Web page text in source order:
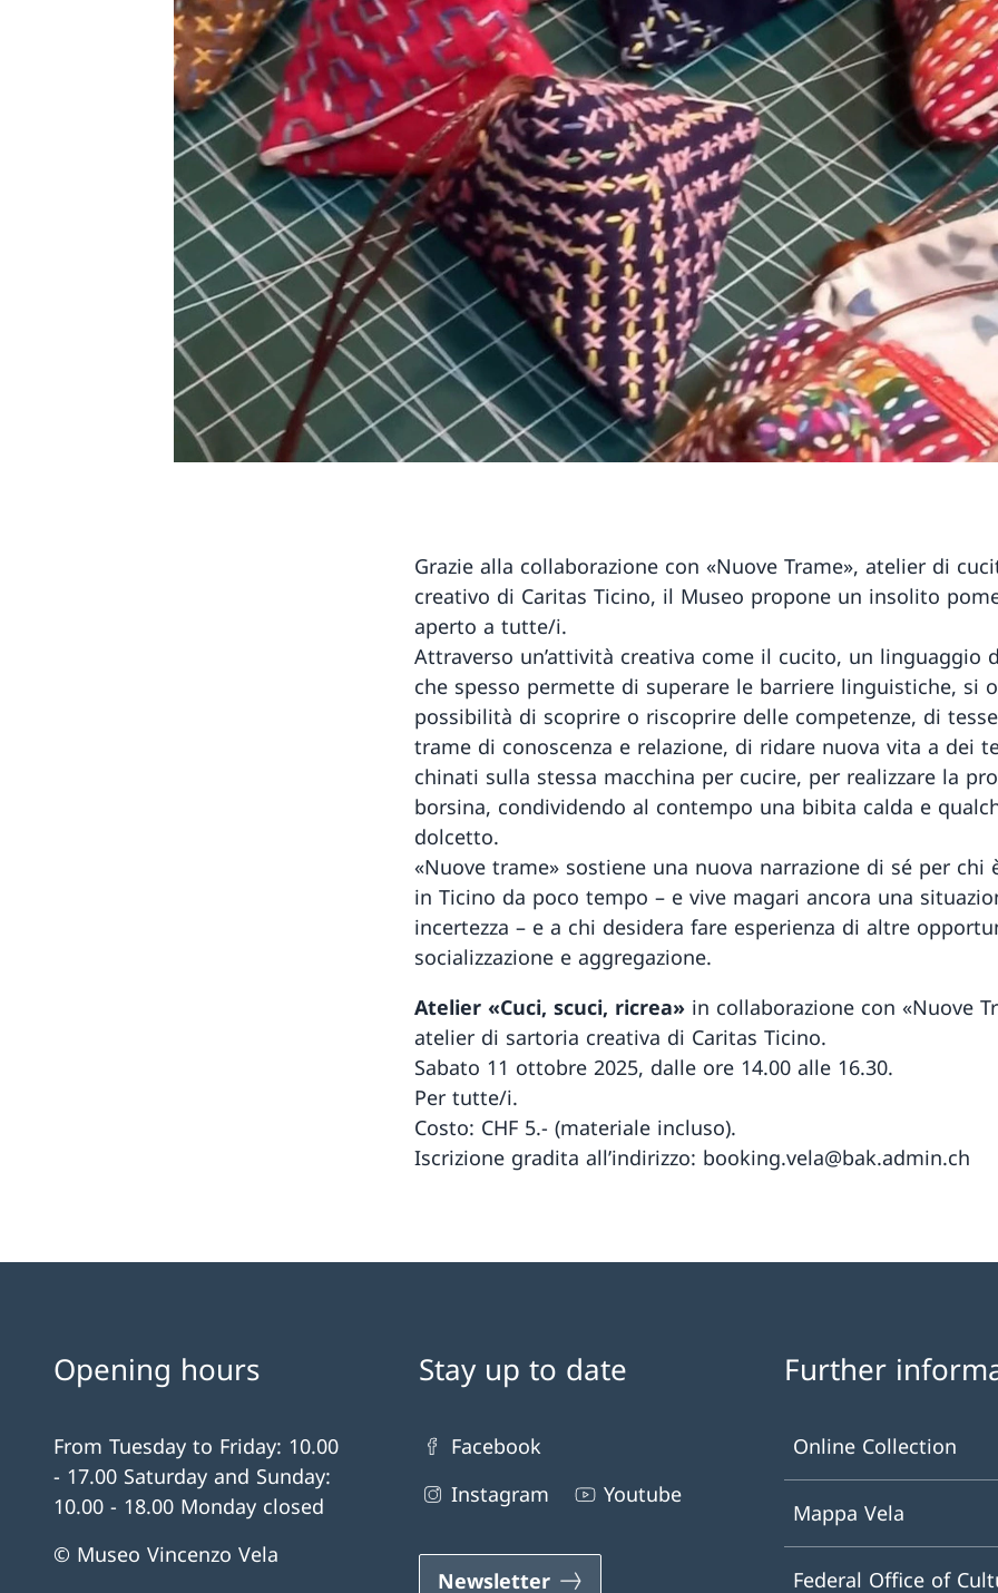
Grazie alla collaborazione con «Nuove Trame», atelier di
creativo di Caritas Ticino, il Museo propone un insolito
aperto a tutte/i.
Attraverso un’attività creativa come il cucito, un linguaggio
che spesso permette di superare le barriere linguistiche, si
possibilità di scoprire o riscoprire delle competenze, di
trame di conoscenza e relazione, di ridare nuova vita a dei
chinati sulla stessa macchina per cucire, per realizzare la
borsina, condividendo al contempo una bibita calda e
dolcetto.
«Nuove trame» sostiene una nuova narrazione di sé per chi
in Ticino da poco tempo – e vive magari ancora una
incertezza – e a chi desidera fare esperienza di altre
socializzazione e aggregazione.
Atelier «Cuci, scuci, ricrea» in collaborazione con «Nuove
atelier di sartoria creativa di Caritas Ticino.
Sabato 11 ottobre 2025, dalle ore 14.00 alle 16.30.
Per tutte/i.
Costo: CHF 5.- (materiale incluso).
Iscrizione gradita all’indirizzo: booking.vela@bak.admin.ch
Opening hours
From Tuesday to Friday: 10.00
- 17.00 Saturday and Sunday:
10.00 - 18.00 Monday closed
© Museo Vincenzo Vela
Stay up to date
Facebook
Instagram
Youtube
Newsletter
Further
Online Collection
Mappa Vela
Federal Office of